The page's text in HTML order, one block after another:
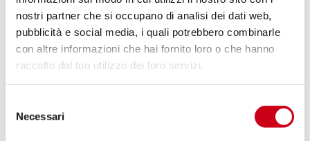
nostri partner che si occupano di analisi dei dati web,
pubblicità e social media, i quali potrebbero combinarle
con altre informazioni che hai fornito loro o che hanno
raccolto dal tuo utilizzo dei loro servizi.
delNecessari
Code:H01A-CP
Kohlefaser-Hitzeschild
110,00 CHF
PRODUKT